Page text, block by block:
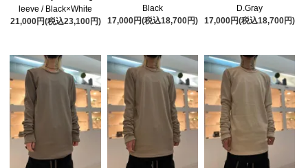
leeve / Black×White
21,000円(税込23,100円)
Black
17,000円(税込18,700円)
D.Gray
17,000円(税込18,700円)